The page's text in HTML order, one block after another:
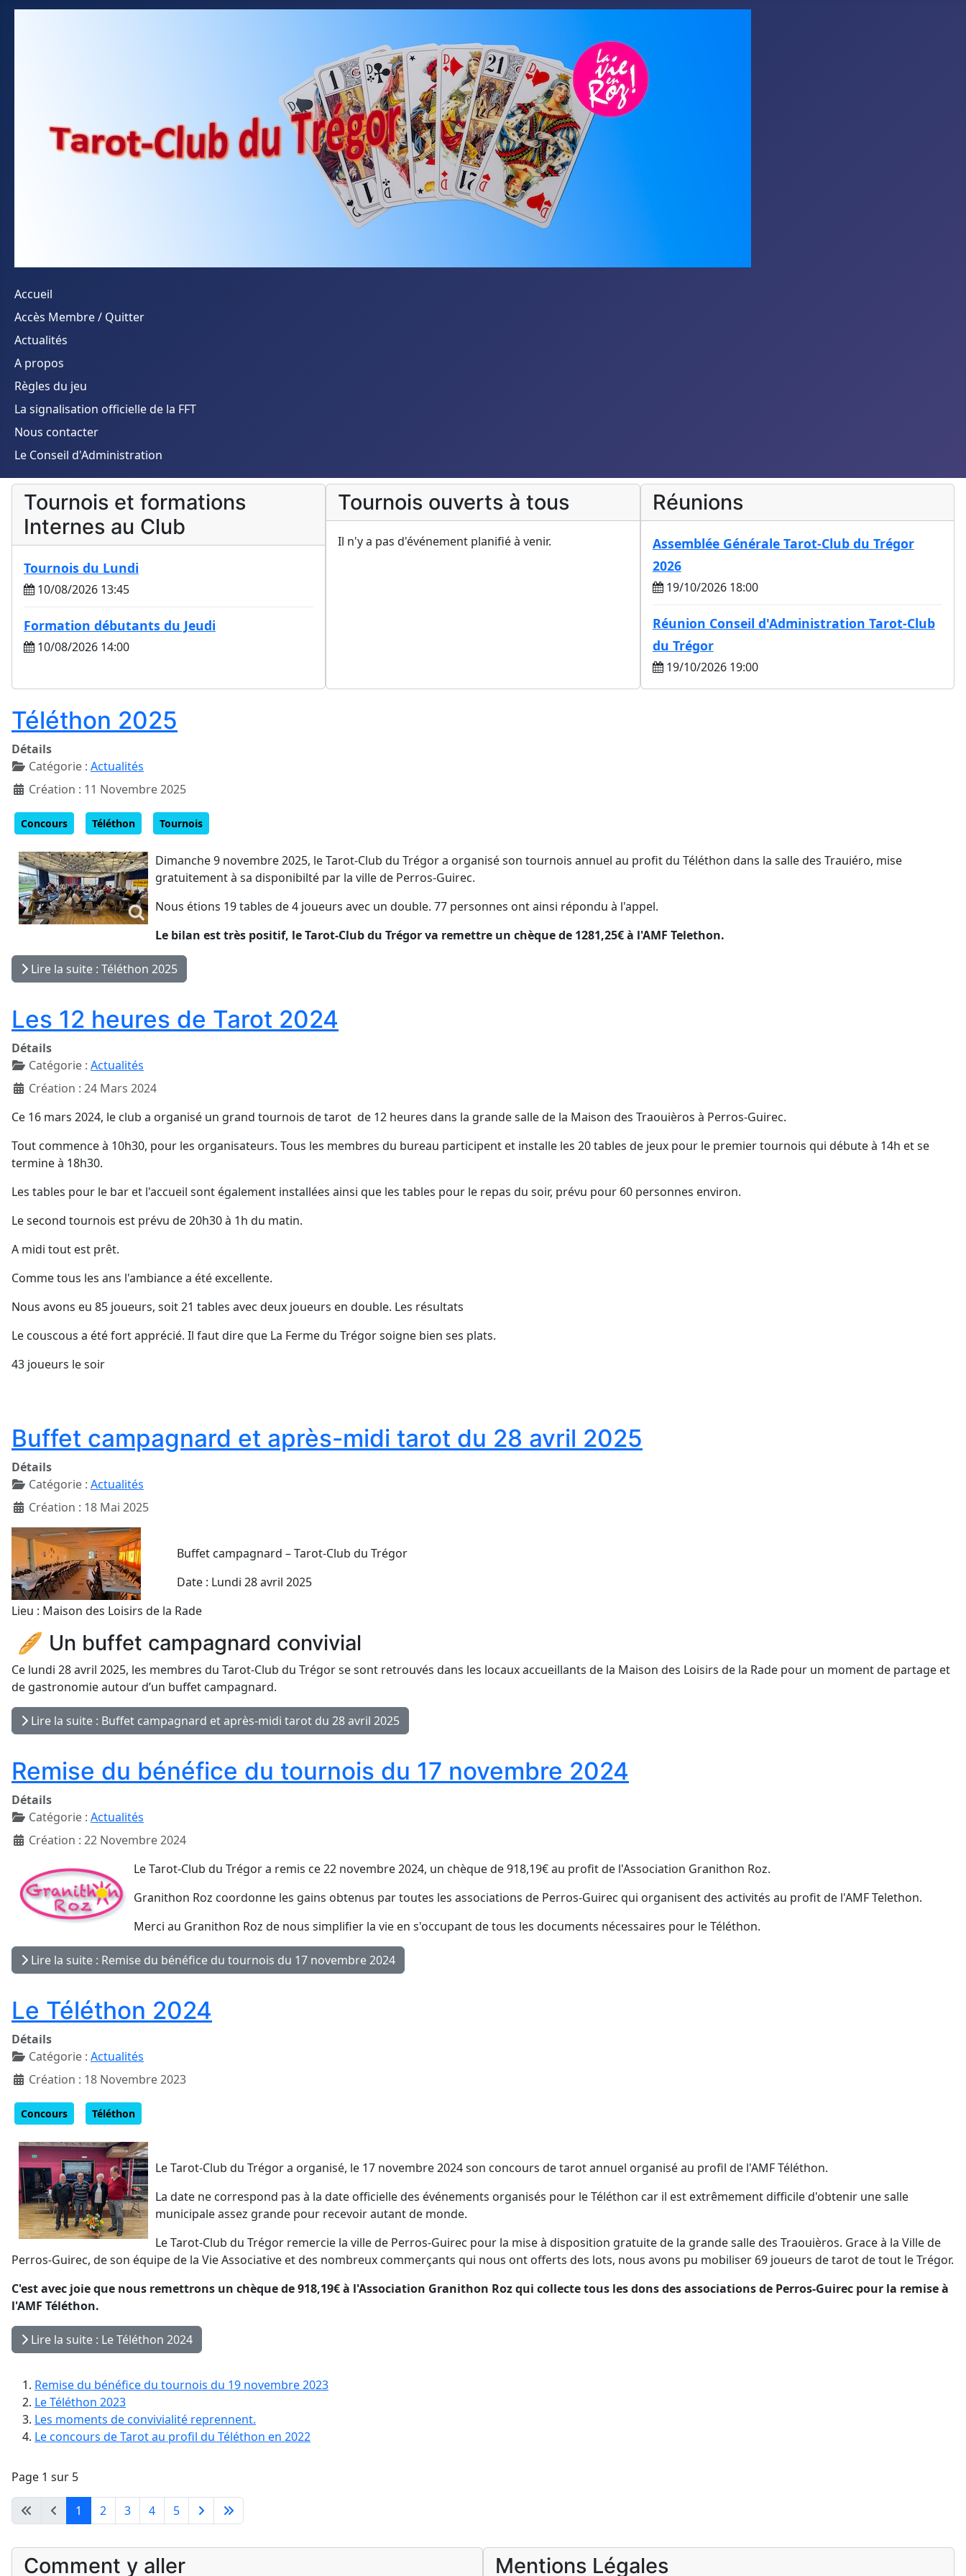
Accueil
Accès Membre / Quitter
Actualités
A propos
Règles du jeu
La signalisation officielle de la FFT
Nous contacter
Le Conseil d'Administration
Tournois et formations
Internes au Club
Tournois du Lundi
10/08/2026 13:45
Formation débutants du Jeudi
10/08/2026 14:00
Tournois ouverts à tous
Il n'y a pas d'événement planifié à venir.
Réunions
Assemblée Générale Tarot-Club du Trégor
2026
19/10/2026 18:00
Réunion Conseil d'Administration Tarot-Club
du Trégor
19/10/2026 19:00
Téléthon 2025
Détails
Catégorie : Actualités
Création : 11 Novembre 2025
Concours Téléthon Tournois
Dimanche 9 novembre 2025, le Tarot-Club du Trégor a organisé son tournois annuel au profit du Téléthon dans la salle des Trauiéro, mise
gratuitement à sa disponibilté par la ville de Perros-Guirec.
Nous étions 19 tables de 4 joueurs avec un double. 77 personnes ont ainsi répondu à l'appel.
Le bilan est très positif, le Tarot-Club du Trégor va remettre un chèque de 1281,25€ à l'AMF Telethon.
Lire la suite : Téléthon 2025
Les 12 heures de Tarot 2024
Détails
Catégorie : Actualités
Création : 24 Mars 2024
Ce 16 mars 2024, le club a organisé un grand tournois de tarot de 12 heures dans la grande salle de la Maison des Traouièros à Perros-Guirec.
Tout commence à 10h30, pour les organisateurs. Tous les membres du bureau participent et installe les 20 tables de jeux pour le premier tournois qui débute à 14h et se
termine à 18h30.
Les tables pour le bar et l'accueil sont également installées ainsi que les tables pour le repas du soir, prévu pour 60 personnes environ.
Le second tournois est prévu de 20h30 à 1h du matin.
A midi tout est prêt.
Comme tous les ans l'ambiance a été excellente.
Nous avons eu 85 joueurs, soit 21 tables avec deux joueurs en double. Les résultats
Le couscous a été fort apprécié. Il faut dire que La Ferme du Trégor soigne bien ses plats.
43 joueurs le soir
Buffet campagnard et après-midi tarot du 28 avril 2025
Détails
Catégorie : Actualités
Création : 18 Mai 2025
Buffet campagnard – Tarot-Club du Trégor
Date : Lundi 28 avril 2025
Lieu : Maison des Loisirs de la Rade
🥖 Un buffet campagnard convivial
Ce lundi 28 avril 2025, les membres du Tarot-Club du Trégor se sont retrouvés dans les locaux accueillants de la Maison des Loisirs de la Rade pour un moment de partage et
de gastronomie autour d’un buffet campagnard.
Lire la suite : Buffet campagnard et après-midi tarot du 28 avril 2025
Remise du bénéfice du tournois du 17 novembre 2024
Détails
Catégorie : Actualités
Création : 22 Novembre 2024
Le Tarot-Club du Trégor a remis ce 22 novembre 2024, un chèque de 918,19€ au profit de l'Association Granithon Roz.
Granithon Roz coordonne les gains obtenus par toutes les associations de Perros-Guirec qui organisent des activités au profit de l'AMF Telethon.
Merci au Granithon Roz de nous simplifier la vie en s'occupant de tous les documents nécessaires pour le Téléthon.
Lire la suite : Remise du bénéfice du tournois du 17 novembre 2024
Le Téléthon 2024
Détails
Catégorie : Actualités
Création : 18 Novembre 2023
Concours Téléthon
Le Tarot-Club du Trégor a organisé, le 17 novembre 2024 son concours de tarot annuel organisé au profil de l'AMF Téléthon.
La date ne correspond pas à la date officielle des événements organisés pour le Téléthon car il est extrêmement difficile d'obtenir une salle
municipale assez grande pour recevoir autant de monde.
Le Tarot-Club du Trégor remercie la ville de Perros-Guirec pour la mise à disposition gratuite de la grande salle des Traouièros. Grace à la Ville de
Perros-Guirec, de son équipe de la Vie Associative et des nombreux commerçants qui nous ont offerts des lots, nous avons pu mobiliser 69 joueurs de tarot de tout le Trégor.
C'est avec joie que nous remettrons un chèque de 918,19€ à l'Association Granithon Roz qui collecte tous les dons des associations de Perros-Guirec pour la remise à
l'AMF Téléthon.
Lire la suite : Le Téléthon 2024
Remise du bénéfice du tournois du 19 novembre 2023
Le Téléthon 2023
Les moments de convivialité reprennent.
Le concours de Tarot au profil du Téléthon en 2022
Page 1 sur 5
1 2 3 4 5
Comment y aller Mentions Légales